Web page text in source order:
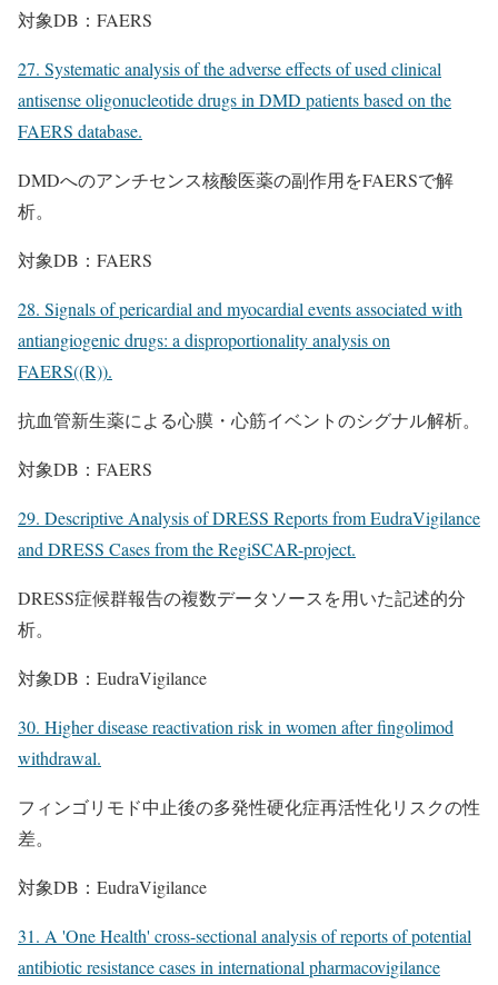
対象DB：FAERS
27. Systematic analysis of the adverse effects of used clinical
antisense oligonucleotide drugs in DMD patients based on the
FAERS database.
DMDへのアンチセンス核酸医薬の副作用をFAERSで解
析。
対象DB：FAERS
28. Signals of pericardial and myocardial events associated with
antiangiogenic drugs: a disproportionality analysis on
FAERS((R)).
抗血管新生薬による心膜・心筋イベントのシグナル解析。
対象DB：FAERS
29. Descriptive Analysis of DRESS Reports from EudraVigilance
and DRESS Cases from the RegiSCAR-project.
DRESS症候群報告の複数データソースを用いた記述的分
析。
対象DB：EudraVigilance
30. Higher disease reactivation risk in women after fingolimod
withdrawal.
フィンゴリモド中止後の多発性硬化症再活性化リスクの性
差。
対象DB：EudraVigilance
31. A 'One Health' cross-sectional analysis of reports of potential
antibiotic resistance cases in international pharmacovigilance